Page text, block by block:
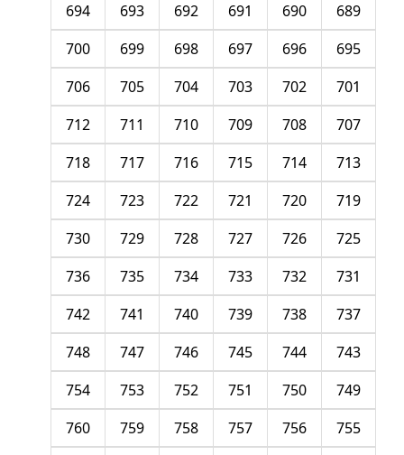
689
690
691
692
693
694
695
696
697
698
699
700
701
702
703
704
705
706
707
708
709
710
711
712
713
714
715
716
717
718
719
720
721
722
723
724
725
726
727
728
729
730
731
732
733
734
735
736
737
738
739
740
741
742
743
744
745
746
747
748
749
750
751
752
753
754
755
756
757
758
759
760